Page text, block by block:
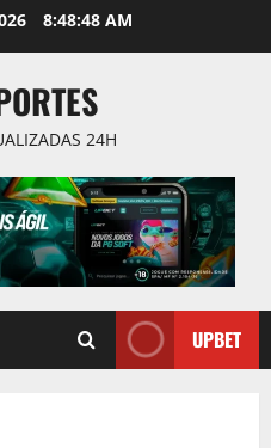
8:48:48 AM
24H
UPBET